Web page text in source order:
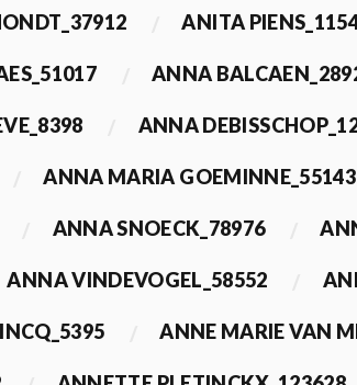
ANITA
ANNA
ANNA
ANNA MARIA GOEMINNE_55143
ANNA SNOECK_78976
ANNA VINDEVOGEL_58552
ANNE MARIE VAN